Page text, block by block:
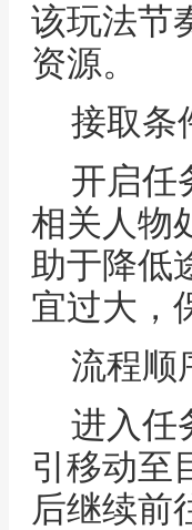
该玩法节
资源。
接取条
开启任
相关人物
助于降低
宜过大，
流程顺
进入任
引移动至
后继续前